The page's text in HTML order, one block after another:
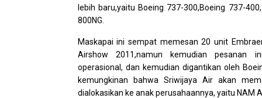
lebih baru,yaitu Boeing 737-300,Boeing 737-
800NG.
Maskapai ini sempat memesan 20 unit
Airshow 2011,namun kemudian pesanan
operasional, dan kemudian digantikan oleh
kemungkinan bahwa Sriwijaya Air akan
dialokasikan ke anak perusahaannya, yaitu NAM